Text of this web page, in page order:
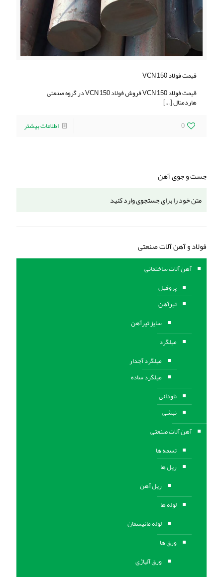
قیمت فولاد VCN 150
قیمت فولاد VCN 150 فروش فولاد VCN 150 در گروه صنعتی
هاردمتال[…]
0
اطلاعات بیشتر
جست و جوی آهن
فولاد و آهن آلات صنعتی
آهن آلات ساختمانی
پروفیل
تیرآهن
سایز تیرآهن
میلگرد
میلگرد آجدار
میلگرد ساده
ناودانی
نبشی
آهن آلات صنعتی
تسمه ها
ریل ها
ریل آهن
لوله ها
لوله مانیسمان
ورق ها
ورق آلیاژی